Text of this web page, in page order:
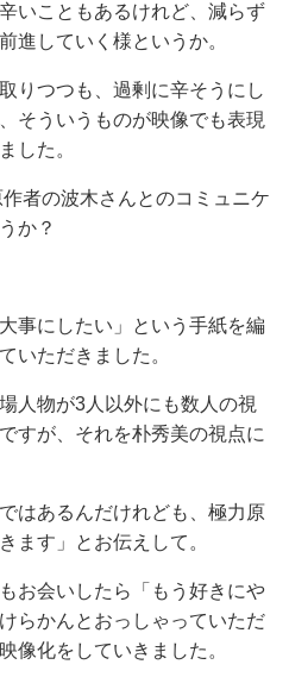
いこともあるけれど、減らず
進していく様というか。
りつつも、過剰に辛そうにし
そういうものが映像でも表現
した。
者の波木さんとのコミュニケ
か？
事にしたい」という手紙を編
いただきました。
人物が3人以外にも数人の視
すが、それを朴秀美の視点に
はあるんだけれども、極力原
ます」とお伝えして。
お会いしたら「もう好きにや
らかんとおっしゃっていただ
像化をしていきました。